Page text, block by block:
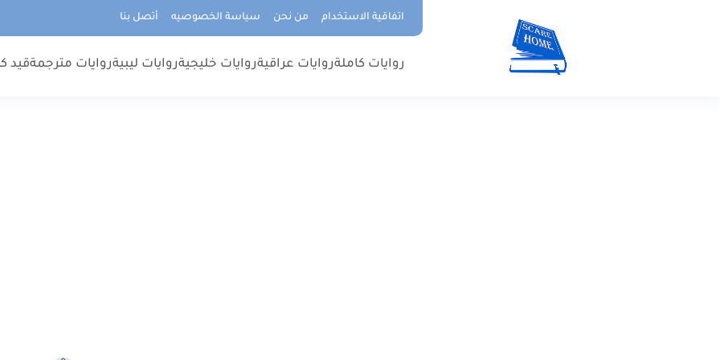
اتفاقية الاستخدام من نحن سياسة الخصوصيه أتصل بنا
روايات كاملةروايات عراقيةروايات خليجيةروايات ليبيةروايات مترجمةقيد